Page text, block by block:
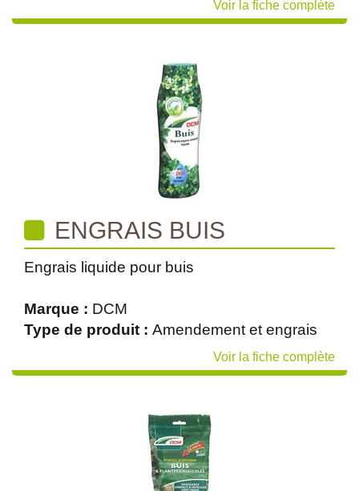
Voir la fiche complète
ENGRAIS BUIS
Engrais liquide pour buis
Marque : DCM
Type de produit : Amendement et engrais
Voir la fiche complète